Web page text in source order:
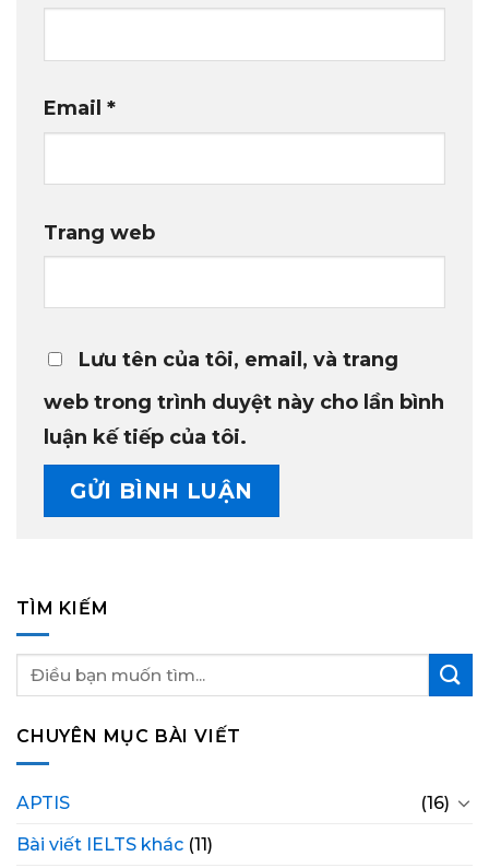
Email *
Trang web
Lưu tên của tôi, email, và trang
web trong trình duyệt này cho lần bình
luận kế tiếp của tôi.
TÌM KIẾM
CHUYÊN MỤC BÀI VIẾT
APTIS
(16)
Bài viết IELTS khác (11)